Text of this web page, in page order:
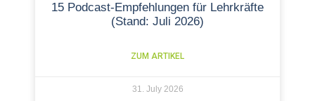
15 Podcast-Empfehlungen für Lehrkräfte
(Stand: Juli 2026)
ZUM ARTIKEL
31. July 2026